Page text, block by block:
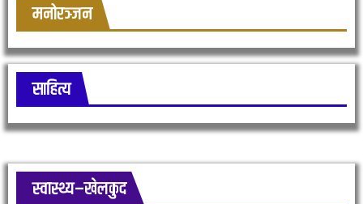
मनोरञ्जन
साहित्य
स्वास्थ्य–खेलकुद